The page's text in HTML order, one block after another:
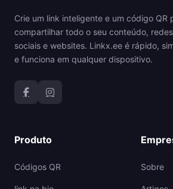
Crie um link inteligente e um código QR
compartilhar todo o seu conteúdo, redes
sociais e websites. Linkx.ee é rápido,
e funciona em qualquer dispositivo.
Produto
Códigos QR Sobre